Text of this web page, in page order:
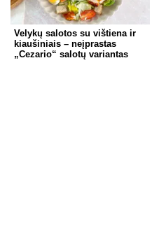
Velykų salotos su vištiena ir
kiaušiniais – neįprastas
„Cezario“ salotų variantas